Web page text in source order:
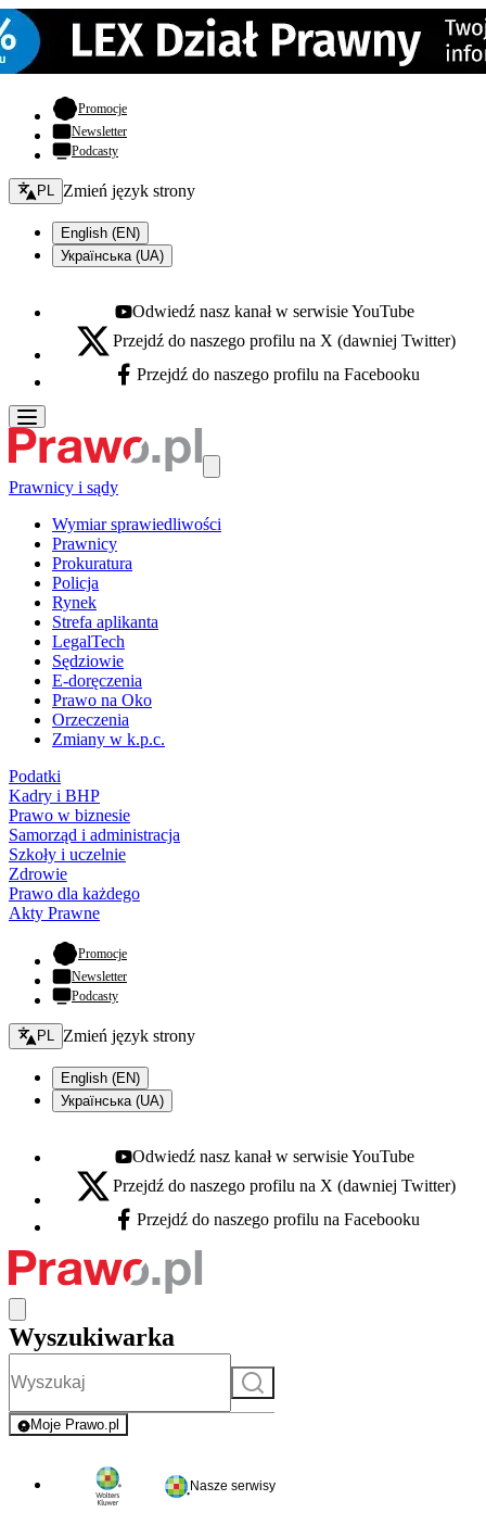
Promocje- otwiera się w nowej karcie
Newsletter
Podcasty
Zmień język - bieżący:
PL Zmień język strony
English (EN)
Українська (UA)
Youtube - otwiera się w nowej karcie
Odwiedź nasz kanał w serwisie YouTube
X - otwiera się w nowej karcie
Przejdź do naszego profilu na X (dawniej Twitter)
Facebook - otwiera się w nowej karcie
Przejdź do naszego profilu na Facebooku
Prawnicy i sądy
Wymiar sprawiedliwości
Prawnicy
Prokuratura
Policja
Rynek
Strefa aplikanta
LegalTech
Sędziowie
E-doręczenia
Prawo na Oko
Orzeczenia
Zmiany w k.p.c.
Podatki
Kadry i BHP
Prawo w biznesie
Samorząd i administracja
Szkoły i uczelnie
Zdrowie
Prawo dla każdego
Akty Prawne
Promocje- otwiera się w nowej karcie
Newsletter
Podcasty
Zmień język - bieżący:
PL Zmień język strony
English (EN)
Українська (UA)
Youtube - otwiera się w nowej karcie
Odwiedź nasz kanał w serwisie YouTube
X - otwiera się w nowej karcie
Przejdź do naszego profilu na X (dawniej Twitter)
Facebook - otwiera się w nowej karcie
Przejdź do naszego profilu na Facebooku
Wyszukiwarka
Szukaj
Moje Prawo.pl
- rejestracja i logowanie do serwisu
Nasze serwisy